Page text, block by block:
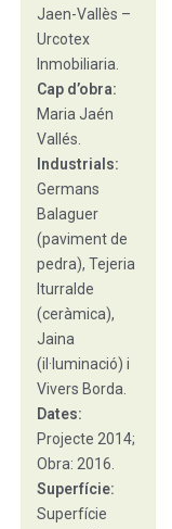
Jaen-Vallès –
Urcotex
Inmobiliaria.
Cap d’obra:
Maria Jaén
Vallés.
Industrials:
Germans
Balaguer
(paviment de
pedra), Tejeria
Iturralde
(ceràmica),
Jaina
(il·luminació) i
Vivers Borda.
Dates:
Projecte 2014;
Obra: 2016.
Superfície:
Superfície